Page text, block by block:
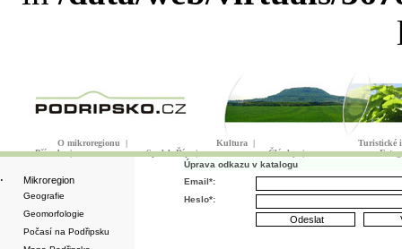
O mikroregionu | Kultura |
Turistické
Příroda| Spolek Říp| Články|
· Mikroregion
Geografie
Geomorfologie
Počasí na Podřipsku
Úprava odkazu v katalogu
Email*:
Heslo*: